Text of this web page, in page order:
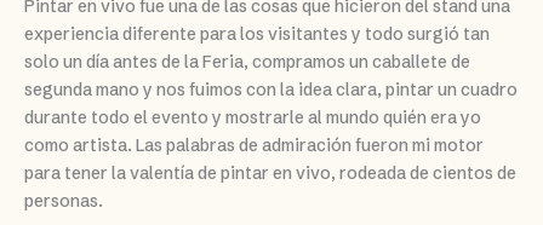
Pintar en vivo fue una de las cosas que hicieron del stand una
experiencia diferente para los visitantes y todo surgió tan
solo un día antes de la Feria, compramos un caballete de
segunda mano y nos fuimos con la idea clara, pintar un cuadro
durante todo el evento y mostrarle al mundo quién era yo
como artista. Las palabras de admiración fueron mi motor
para tener la valentía de pintar en vivo, rodeada de cientos de
personas.